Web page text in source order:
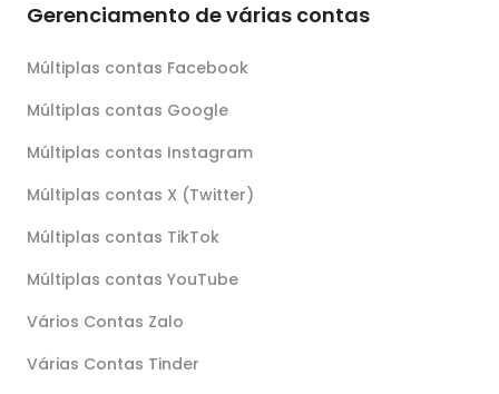
Gerenciamento de várias contas
Múltiplas contas Facebook
Múltiplas contas Google
Múltiplas contas Instagram
Múltiplas contas X (Twitter)
Múltiplas contas TikTok
Múltiplas contas YouTube
Vários Contas Zalo
Várias Contas Tinder